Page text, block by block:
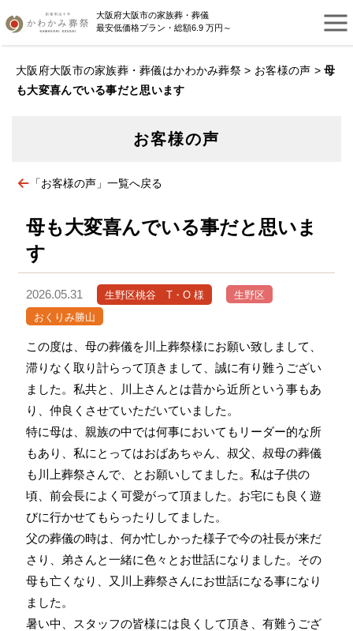
大阪府大阪市の家族葬・葬儀
最安低価格プラン・総額6.9 万円～
大阪府大阪市の家族葬・葬儀はかわかみ葬祭 > お客様の声 >母
も大変喜んでいる事だと思います
お客様の声
「お客様の声」一覧へ戻る
母も大変喜んでいる事だと思いま
す
2026.05.31 生野区桃谷 T・O 様
生野区
おくりみ勝山
この度は、母の葬儀を川上葬祭様にお願い致しまして、
滞りなく取り計らって頂きまして、誠に有り難うござい
ました。私共と、川上さんとは昔から近所という事もあ
り、仲良くさせていただいていました。
特に母は、親族の中では何事においてもリーダー的な所
もあり、私にとってはおばあちゃん、叔父、叔母の葬儀
も川上葬祭さんで、とお願いしてました。私は子供の
頃、前会長によく可愛がって頂ました。お宅にも良く遊
びに行かせてもらったりしてました。
父の葬儀の時は、何か忙しかった様子で今の社長が来だ
さり、弟さんと一緒に色々とお世話になりました。その
母も亡くなり、又川上葬祭さんにお世話になる事になり
ました。
暑い中、スタッフの皆様には良くして頂き、有難うござ